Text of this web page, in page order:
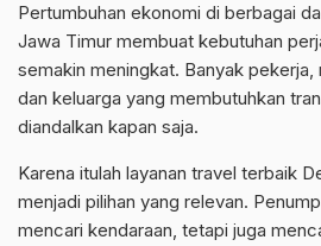
Pertumbuhan ekonomi di berbagai
Jawa Timur membuat kebutuhan
semakin meningkat. Banyak pekerja,
dan keluarga yang membutuhkan
diandalkan kapan saja.
Karena itulah layanan travel terbaik
menjadi pilihan yang relevan.
mencari kendaraan, tetapi juga